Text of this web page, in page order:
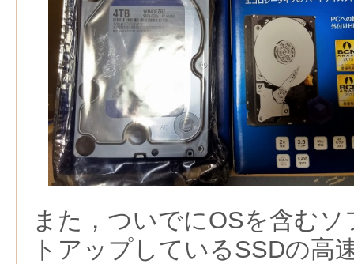
また，ついでにOSを含む
トアップしているSSDの高